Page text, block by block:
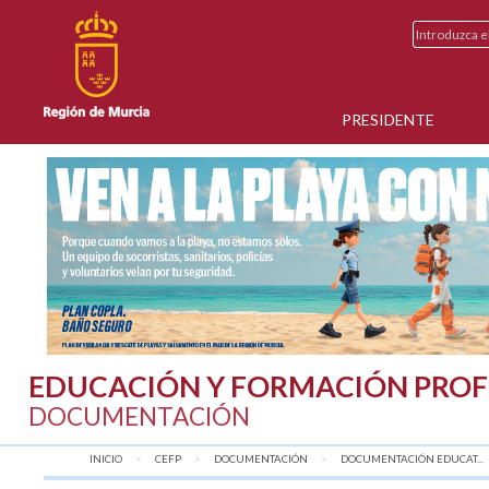
PRESIDENTE
EDUCACIÓN Y FORMACIÓN
DOCUMENTACIÓN
INICIO CEFP DOCUMENTACIÓN DOCUMENTACIÓN EDUCAT...